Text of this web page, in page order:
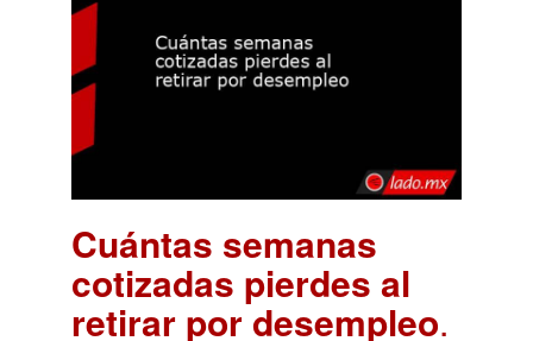
Cuántas semanas
cotizadas pierdes al
retirar por desempleo.